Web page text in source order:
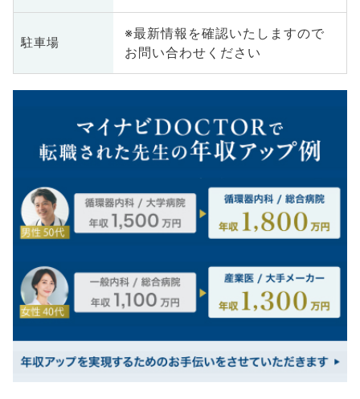
駐車場
※最新情報を確認いたしますので
お問い合わせください